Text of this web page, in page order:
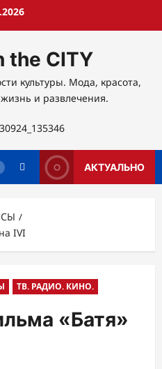
the CITY
культуры. Мода, красота,
и развлечения.
АКТУАЛЬНО
IVI
ТВ. РАДИО. КИНО.
«Батя»